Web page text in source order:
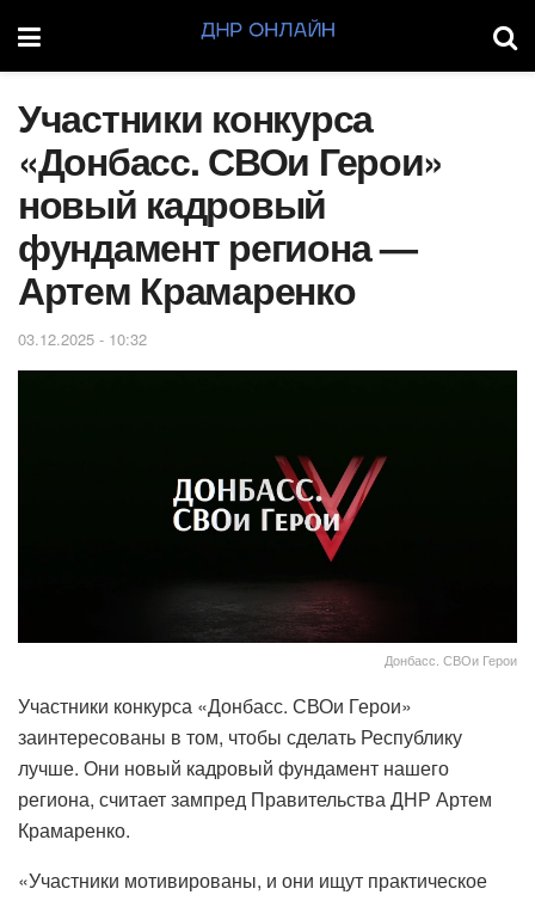
Участники конкурса
«Донбасс. СВОи Герои»
новый кадровый
фундамент региона —
Артем Крамаренко
03.12.2025 - 10:32
Донбасс. СВОи Герои
Участники конкурса «Донбасс. СВОи Герои»
заинтересованы в том, чтобы сделать Республику
лучше. Они новый кадровый фундамент нашего
региона, считает зампред Правительства ДНР Артем
Крамаренко.
«Участники мотивированы, и они ищут практическое